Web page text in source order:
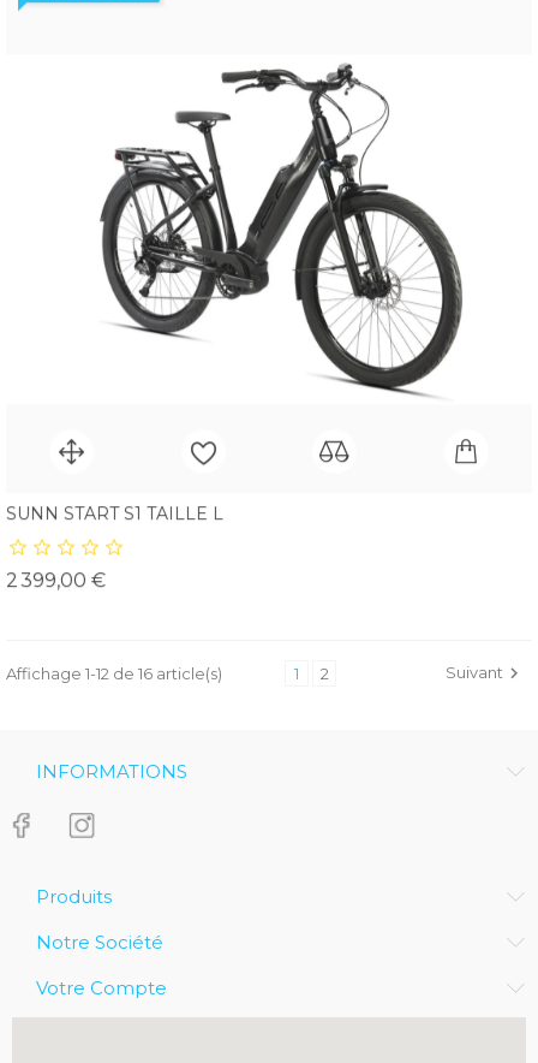
SUNN START S1 TAILLE L
2 399,00 €Prix
Affichage 1-12 de 16 article(s) 1 2 Suivant 
INFORMATIONS
Produits
Notre Société
Votre Compte